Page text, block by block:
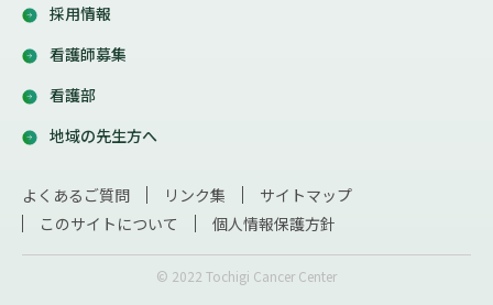
採用情報
看護師募集
看護部
地域の先生方へ
よくあるご質問 リンク集
サイトマップ
このサイトについて
個人情報保護方針
© 2022 Tochigi Cancer Center